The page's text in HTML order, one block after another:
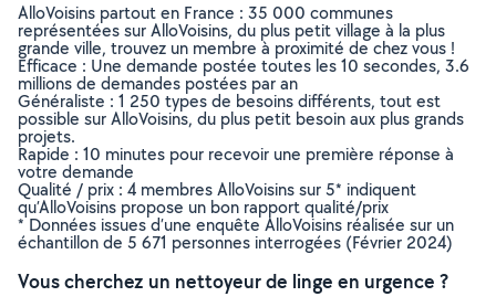
AlloVoisins partout en France : 35 000 communes
représentées sur AlloVoisins, du plus petit village à la plus
grande ville, trouvez un membre à proximité de chez vous !
Efficace : Une demande postée toutes les 10 secondes, 3.6
millions de demandes postées par an
Généraliste : 1 250 types de besoins différents, tout est
possible sur AlloVoisins, du plus petit besoin aux plus grands
projets.
Rapide : 10 minutes pour recevoir une première réponse à
votre demande
Qualité / prix : 4 membres AlloVoisins sur 5* indiquent
qu’AlloVoisins propose un bon rapport qualité/prix
* Données issues d’une enquête AlloVoisins réalisée sur un
échantillon de 5 671 personnes interrogées (Février 2024)
Vous cherchez un nettoyeur de linge en urgence ?